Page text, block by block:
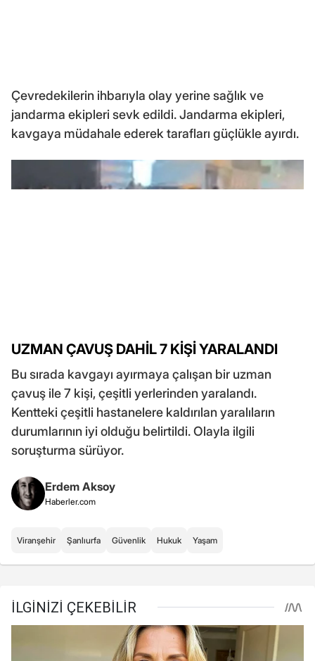
Çevredekilerin ihbarıyla olay yerine sağlık ve
jandarma ekipleri sevk edildi. Jandarma ekipleri,
kavgaya müdahale ederek tarafları güçlükle ayırdı.
UZMAN ÇAVUŞ DAHİL 7 KİŞİ YARALANDI
Bu sırada kavgayı ayırmaya çalışan bir uzman
çavuş ile 7 kişi, çeşitli yerlerinden yaralandı.
Kentteki çeşitli hastanelere kaldırılan yaralıların
durumlarının iyi olduğu belirtildi. Olayla ilgili
soruşturma sürüyor.
Erdem Aksoy
Haberler.com
Viranşehir Şanlıurfa Güvenlik Hukuk Yaşam